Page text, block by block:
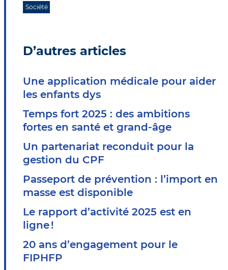
Société
D’autres articles
Une application médicale pour aider
les enfants dys
Temps fort 2025 : des ambitions
fortes en santé et grand-âge
Un partenariat reconduit pour la
gestion du CPF
Passeport de prévention : l’import en
masse est disponible
Le rapport d’activité 2025 est en
ligne !
20 ans d’engagement pour le
FIPHFP